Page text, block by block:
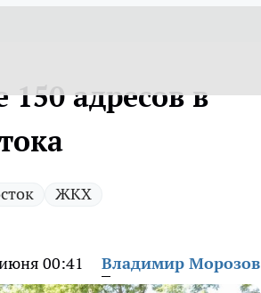
150 адресов в
ЖКХ
00:41 Владимир Морозов